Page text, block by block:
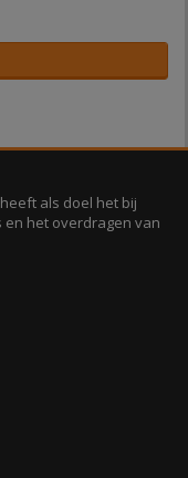
als doel het bij
het overdragen van